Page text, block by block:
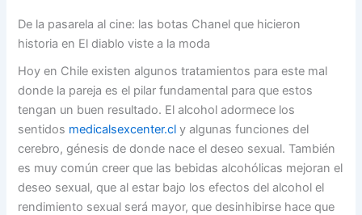
De la pasarela al cine: las botas Chanel que hicieron
historia en El diablo viste a la moda
Hoy en Chile existen algunos tratamientos para este mal
donde la pareja es el pilar fundamental para que estos
tengan un buen resultado. El alcohol adormece los
sentidos medicalsexcenter.cl y algunas funciones del
cerebro, génesis de donde nace el deseo sexual. También
es muy común creer que las bebidas alcohólicas mejoran el
deseo sexual, que al estar bajo los efectos del alcohol el
rendimiento sexual será mayor, que desinhibirse hace que